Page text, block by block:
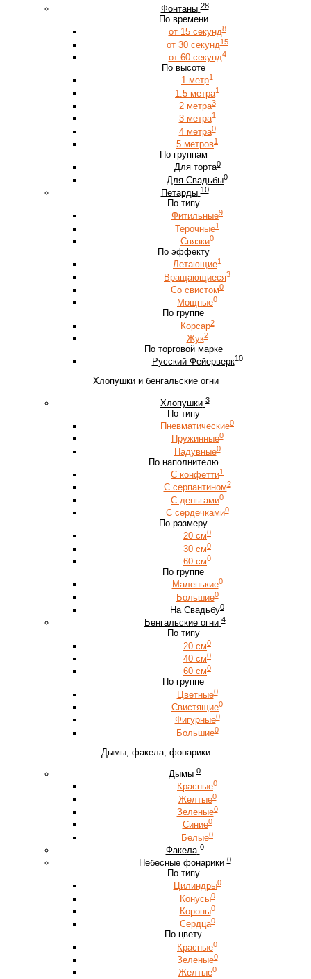
Фонтаны 28
По времени
от 15 секунд8
от 30 секунд15
от 60 секунд4
По высоте
1 метр1
1.5 метра1
2 метра3
3 метра1
4 метра0
5 метров1
По группам
Для торта0
Для Свадьбы0
Петарды 10
По типу
Фитильные9
Терочные1
Связки0
По эффекту
Летающие1
Вращающиеся3
Со свистом0
Мощные0
По группе
Корсар2
Жук2
По торговой марке
Русский Фейерверк10
Хлопушки и бенгальские огни
Хлопушки 3
По типу
Пневматические0
Пружинные0
Надувные0
По наполнителю
С конфетти1
С серпантином2
С деньгами0
С сердечками0
По размеру
20 см0
30 см0
60 см0
По группе
Маленькие0
Большие0
На Свадьбу0
Бенгальские огни 4
По типу
20 см0
40 см0
60 см0
По группе
Цветные0
Свистящие0
Фигурные0
Большие0
Дымы, факела, фонарики
Дымы 0
Красные0
Желтые0
Зеленые0
Синие0
Белые0
Факела 0
Небесные фонарики 0
По типу
Цилиндры0
Конусы0
Короны0
Сердца0
По цвету
Красные0
Зеленые0
Желтые0